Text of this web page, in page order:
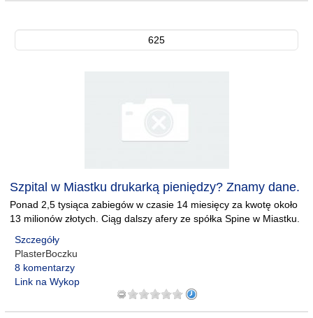
625
Szpital w Miastku drukarką pieniędzy? Znamy dane.
Ponad 2,5 tysiąca zabiegów w czasie 14 miesięcy za kwotę około
13 milionów złotych. Ciąg dalszy afery ze spółka Spine w Miastku.
Szczegóły
PlasterBoczku
8 komentarzy
Link na Wykop